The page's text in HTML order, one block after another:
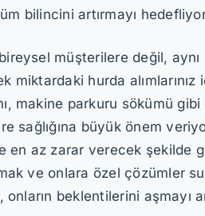
bilincini artırmayı
müşterilere değil,
miktardaki hurda
makine parkuru sökümü
sağlığına büyük önem
en az zarar verecek şekilde
ve onlara özel çözümler
onların beklentilerini aşmayı